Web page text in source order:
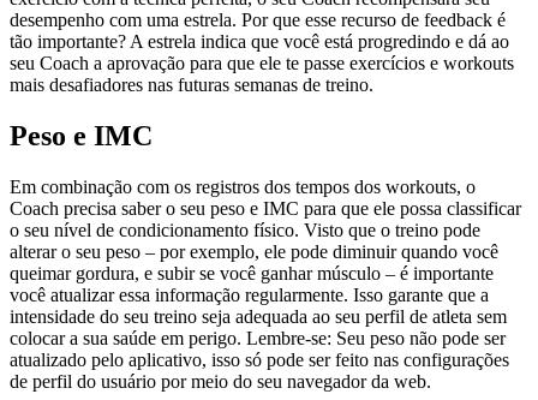
desempenho com uma estrela. Por que esse recurso de feedback é
tão importante? A estrela indica que você está progredindo e dá ao
seu Coach a aprovação para que ele te passe exercícios e workouts
mais desafiadores nas futuras semanas de treino.
Peso e IMC
Em combinação com os registros dos tempos dos workouts, o
Coach precisa saber o seu peso e IMC para que ele possa classificar
o seu nível de condicionamento físico. Visto que o treino pode
alterar o seu peso – por exemplo, ele pode diminuir quando você
queimar gordura, e subir se você ganhar músculo – é importante
você atualizar essa informação regularmente. Isso garante que a
intensidade do seu treino seja adequada ao seu perfil de atleta sem
colocar a sua saúde em perigo. Lembre-se: Seu peso não pode ser
atualizado pelo aplicativo, isso só pode ser feito nas configurações
de perfil do usuário por meio do seu navegador da web.